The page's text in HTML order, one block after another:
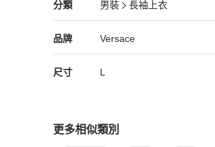
【IMPORTANT】
tors.
- Please allow 1-3cm differs due to
- As different devices display colors
分類
Versace 男裝分類資訊
男裝
長袖上衣
男裝/長袖上衣推薦
品牌
Versace 精品男裝品牌介紹
Versace
Versace 推薦清單
尺寸 L
更多相似類別